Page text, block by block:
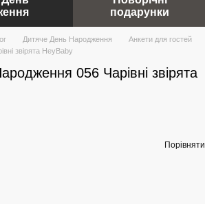
подарунки
Дитяче День Народження
Анкети для гостей
звірята HeyBaby
056 Чарівні звірята
Порівняти